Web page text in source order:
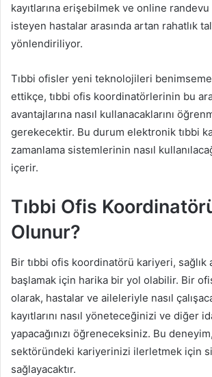
kayıtlarına erişebilmek ve online
isteyen hastalar arasında artan rahatlık
yönlendiriliyor.
Tıbbi ofisler yeni teknolojileri
ettikçe, tıbbi ofis koordinatörlerinin bu
avantajlarına nasıl kullanacaklarını
gerekecektir. Bu durum elektronik tıbbi
zamanlama sistemlerinin nasıl
içerir.
Tıbbi Ofis
Olunur?
Bir tıbbi ofis koordinatörü kariyeri, sağlık
başlamak için harika bir yol olabilir. Bir
olarak, hastalar ve aileleriyle nasıl
kayıtlarını nasıl yöneteceğinizi ve diğer
yapacağınızı öğreneceksiniz. Bu
sektöründeki kariyerinizi ilerletmek için
sağlayacaktır.